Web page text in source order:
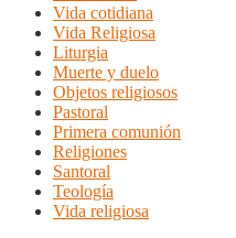
Vida cotidiana
Vida Religiosa
Liturgia
Muerte y duelo
Objetos religiosos
Pastoral
Primera comunión
Religiones
Santoral
Teología
Vida religiosa